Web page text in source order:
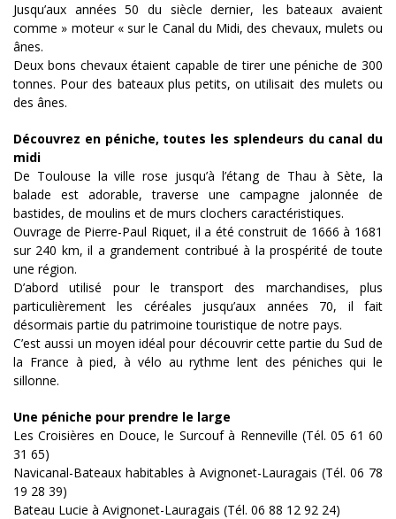
Jusqu’aux années 50 du siècle dernier, les bateaux avaient
comme » moteur « sur le Canal du Midi, des chevaux, mulets ou
ânes.
Deux bons chevaux étaient capable de tirer une péniche de 300
tonnes. Pour des bateaux plus petits, on utilisait des mulets ou
des ânes.
Découvrez en péniche, toutes les splendeurs du canal du
midi
De Toulouse la ville rose jusqu’à l’étang de Thau à Sète, la
balade est adorable, traverse une campagne jalonnée de
bastides, de moulins et de murs clochers caractéristiques.
Ouvrage de Pierre-Paul Riquet, il a été construit de 1666 à 1681
sur 240 km, il a grandement contribué à la prospérité de toute
une région.
D’abord utilisé pour le transport des marchandises, plus
particulièrement les céréales jusqu’aux années 70, il fait
désormais partie du patrimoine touristique de notre pays.
C’est aussi un moyen idéal pour découvrir cette partie du Sud de
la France à pied, à vélo au rythme lent des péniches qui le
sillonne.
Une péniche pour prendre le large
Les Croisières en Douce, le Surcouf à Renneville (Tél. 05 61 60
31 65)
Navicanal-Bateaux habitables à Avignonet-Lauragais (Tél. 06 78
19 28 39)
Bateau Lucie à Avignonet-Lauragais (Tél. 06 88 12 92 24)